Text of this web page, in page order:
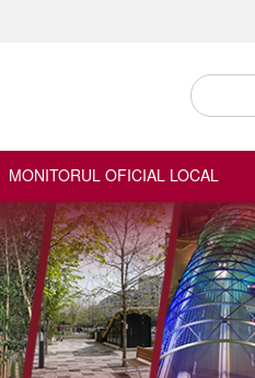
MONITORUL OFICIAL LOCAL